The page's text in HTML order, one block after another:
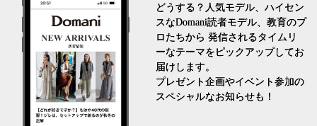
どうする？人気モデル、ハイセン
スなDomani読者モデル、教育のプ
ロたちから 発信されるタイムリ
ーなテーマをピックアップしてお
届けします。
プレゼント企画やイベント参加の
スペシャルなお知らせも！